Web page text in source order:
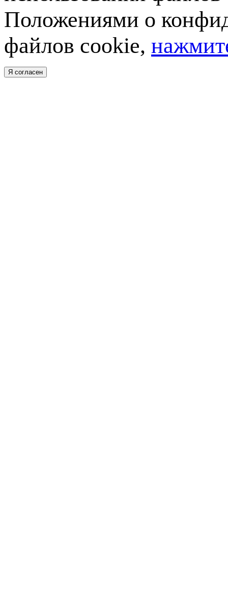
Положениями о
файлов cookie,
Я согласен